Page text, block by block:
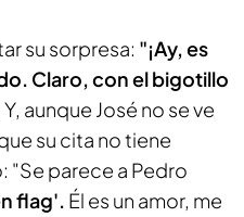
su sorpresa: "¡Ay, es
Claro, con el bigotillo
Y, aunque José no se ve
su cita no tiene
"Se parece a Pedro
flag'. Él es un amor, me